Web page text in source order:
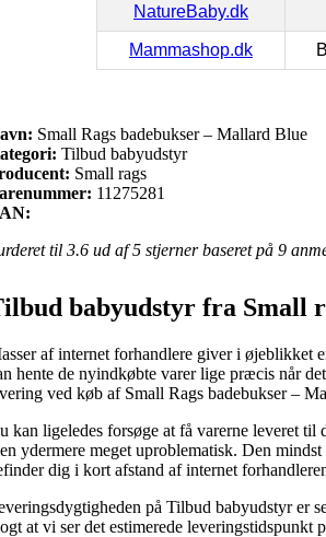
NatureBaby.dk
Mammashop.dk
Small Rags badebukser – Mallard Blue
Tilbud babyudstyr
Small rags
11275281
til 3.6 ud af 5 stjerner baseret på 9
babyudstyr fra Small
af internet forhandlere giver i øjeblikket
hente de nyindkøbte varer lige præcis når
ved køb af Small Rags badebukser –
kan ligeledes forsøge at få varerne leveret
ydermere meget uproblematisk. Den
dig i kort afstand af internet
på Tilbud babyudstyr er
at vi ser det estimerede leveringstidspunkt